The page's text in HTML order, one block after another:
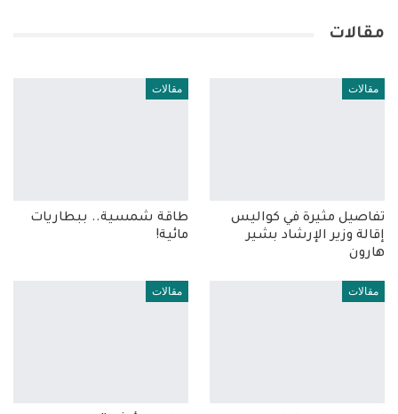
مقالات
مقالات
تفاصيل مثيرة في كواليس
إقالة وزير الإرشاد بشير
هارون
مقالات
طاقة شمسية.. ببطاريات
مائية!
مقالات مقالات